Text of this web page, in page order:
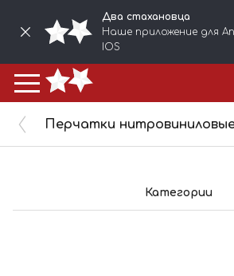
Два стахановца
Наше приложение для
IOS
Категории